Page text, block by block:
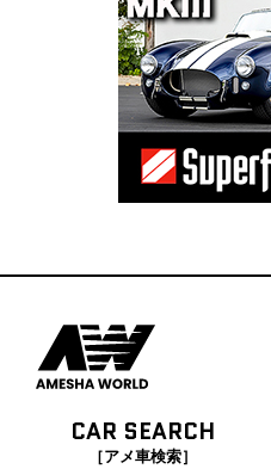
CAR SEARCH
［アメ車検索］